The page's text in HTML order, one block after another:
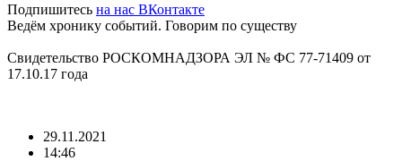
Подпишитесь на нас ВКонтакте
Ведём хронику событий. Говорим по существу
Свидетельство РОСКОМНАДЗОРА ЭЛ № ФС 77-71409 от
17.10.17 года
29.11.2021
14:46